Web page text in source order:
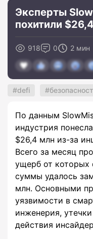
Эксперты
похитили
918 0 2 мин
defi
По данным
индустрия
$26,4 млн из-за
Всего за месяц
ущерб от которых
суммы удалось
млн. Основными
уязвимости в
инженерия,
действия